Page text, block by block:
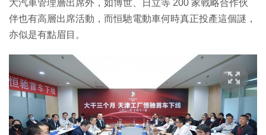
大汽車管理層出席外，如博世、日立等 200 家戰略合作伙
伴也有高層出席活動，而恒馳電動車何時真正投產這個謎，
亦似是有點眉目。